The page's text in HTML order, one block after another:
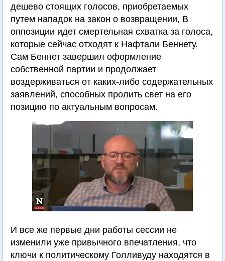
дешево стоящих голосов, приобретаемых
путем нападок на закон о возвращении, В
оппозиции идет смертельная схватка за голоса,
которые сейчас отходят к Нафтали Беннету.
Сам Беннет завершил оформление
собственной партии и продолжает
воздерживаться от каких-либо содержательных
заявлений, способных пролить свет на его
позицию по актуальным вопросам.
И все же первые дни работы сессии не
изменили уже привычного впечатления, что
ключи к политическому Голливуду находятся в